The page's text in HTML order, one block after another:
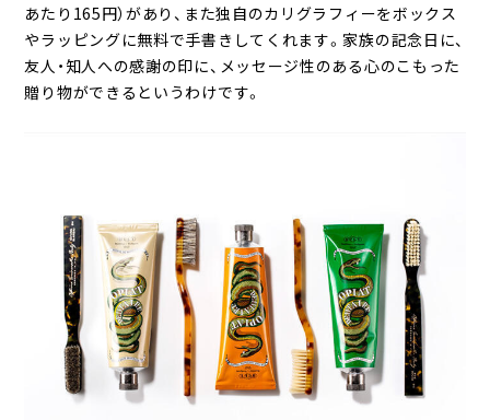
あたり165円）があり、また独自のカリグラフィーをボックス
やラッピングに無料で手書きしてくれます。家族の記念日に、
友人・知人への感謝の印に、メッセージ性のある心のこもった
贈り物ができるというわけです。